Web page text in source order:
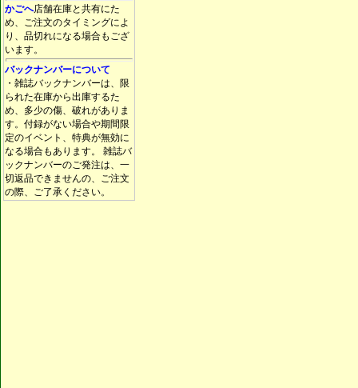
かごへ店舗在庫と共有にた
め、ご注文のタイミングによ
り、品切れになる場合もござ
います。
バックナンバーについて
・雑誌バックナンバーは、限
られた在庫から出庫するた
め、多少の傷、破れがありま
す。付録がない場合や期間限
定のイベント、特典が無効に
なる場合もあります。 雑誌バ
ックナンバーのご発注は、一
切返品できませんの、ご注文
の際、ご了承ください。